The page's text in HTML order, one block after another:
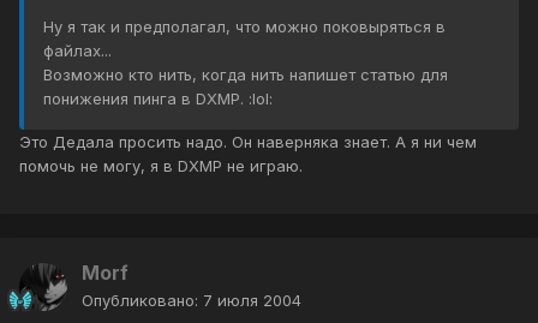
Ну я так и предполагал, что можно поковыряться в
файлах...
Возможно кто нить, когда нить напишет статью для
понижения пинга в DXMP. :lol:
Это Дедала просить надо. Он наверняка знает. А я ни чем
помочь не могу, я в DXMP не играю.
Morf
Опубликовано: 7 июля 2004